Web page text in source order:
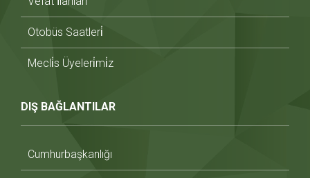
Otobüs Saatleri̇
Mecli̇s Üyeleri̇mi̇z
DIŞ BAĞLANTILAR
Cumhurbaşkanlığı